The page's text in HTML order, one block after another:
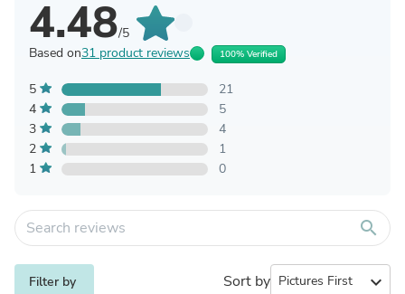
4.48/5
Based on31 product reviews 100% Verified
5
21
4
5
3
4
2
1
1
0
search
Filter by Sort by expand_more